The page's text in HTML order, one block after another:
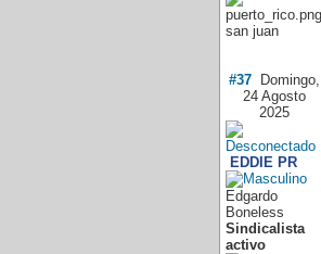
san juan
#37Domingo,
24 Agosto
2025
EDDIE PR
Edgardo
Boneless
Sindicalista
activo